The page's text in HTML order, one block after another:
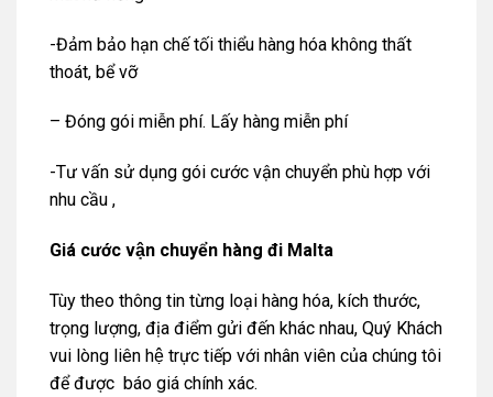
-Đảm bảo hạn chế tối thiểu hàng hóa không thất
thoát, bể vỡ
– Đóng gói miễn phí. Lấy hàng miễn phí
-Tư vấn sử dụng gói cước vận chuyển phù hợp với
nhu cầu ,
Giá cước vận chuyển hàng đi Malta
Tùy theo thông tin từng loại hàng hóa, kích thước,
trọng lượng, địa điểm gửi đến khác nhau, Quý Khách
vui lòng liên hệ trực tiếp với nhân viên của chúng tôi
để được báo giá chính xác.